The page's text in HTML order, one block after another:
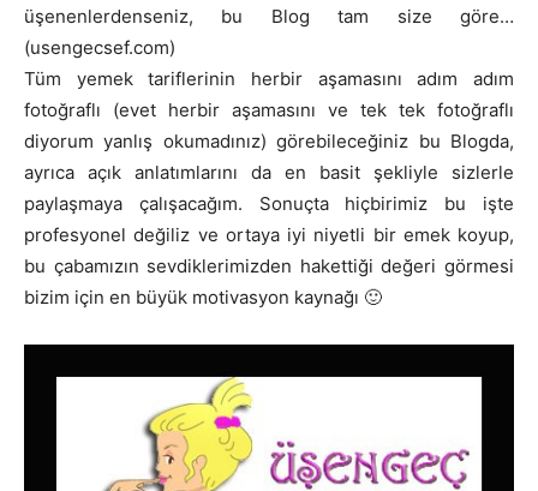
üşenenlerdenseniz, bu Blog tam size göre…
(usengecsef.com)
Tüm yemek tariflerinin herbir aşamasını adım adım
fotoğraflı (evet herbir aşamasını ve tek tek fotoğraflı
diyorum yanlış okumadınız) görebileceğiniz bu Blogda,
ayrıca açık anlatımlarını da en basit şekliyle sizlerle
paylaşmaya çalışacağım. Sonuçta hiçbirimiz bu işte
profesyonel değiliz ve ortaya iyi niyetli bir emek koyup,
bu çabamızın sevdiklerimizden hakettiği değeri görmesi
bizim için en büyük motivasyon kaynağı 🙂